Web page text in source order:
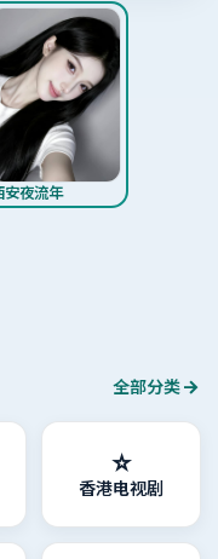
安夜流年
全部分类
⭐
香港电视剧